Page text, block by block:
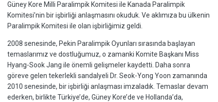
Güney Kore Milli Paralimpik Komitesi ile Kanada Paralimpik
Komitesi’nin bir işbirliği anlaşmasını okuduk. Ve aklımıza bu ülkenin
Paralimpik Komitesi ile olan işbirliğimiz geldi.
2008 senesinde, Pekin Paralimpik Oyunları sırasında başlayan
temaslarımız ve dostluğumuz, o zamanki Komite Başkanı Miss
Hyang-Sook Jang ile önemli gelişmeler kaydetti. Daha sonra
göreve gelen tekerlekli sandalyeli Dr. Seok-Yong Yoon zamanında
2010 senesinde, bir işbirliği anlaşması imzaladık. Temaslar devam
ederken, birlikte Türkiye’de, Güney Kore’de ve Hollanda’da,